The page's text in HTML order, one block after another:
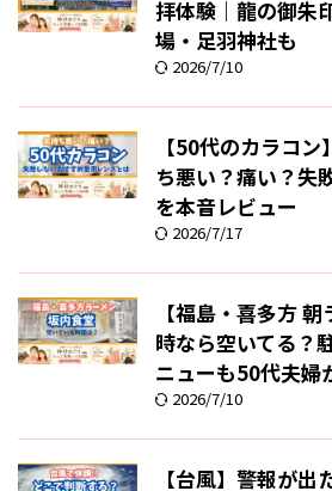
拝体験｜龍の御朱
場・足羽神社も
2026/7/10
【50代のカラコ
ち悪い？痛い？失
を本音レビュー
2026/7/17
【福島・喜多方
時なら空いてる？
ニューも50代夫婦
2026/7/10
【台風】警報が